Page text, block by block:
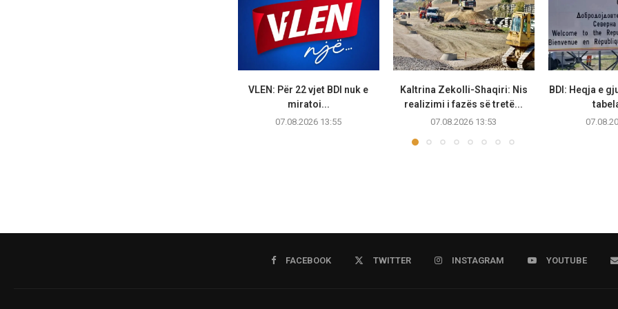
VLEN: Për 22 vjet BDI nuk e
miratoi...
07.08.2026 13:55
Kaltrina Zekolli-Shaqiri: Nis
realizimi i fazës së tretë...
07.08.2026 13:53
BDI: Heqja e
FACEBOOK TWITTER INSTAGRAM YOUTUBE